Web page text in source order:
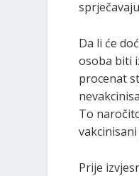
Da li će
osoba biti
procenat
To
Prije